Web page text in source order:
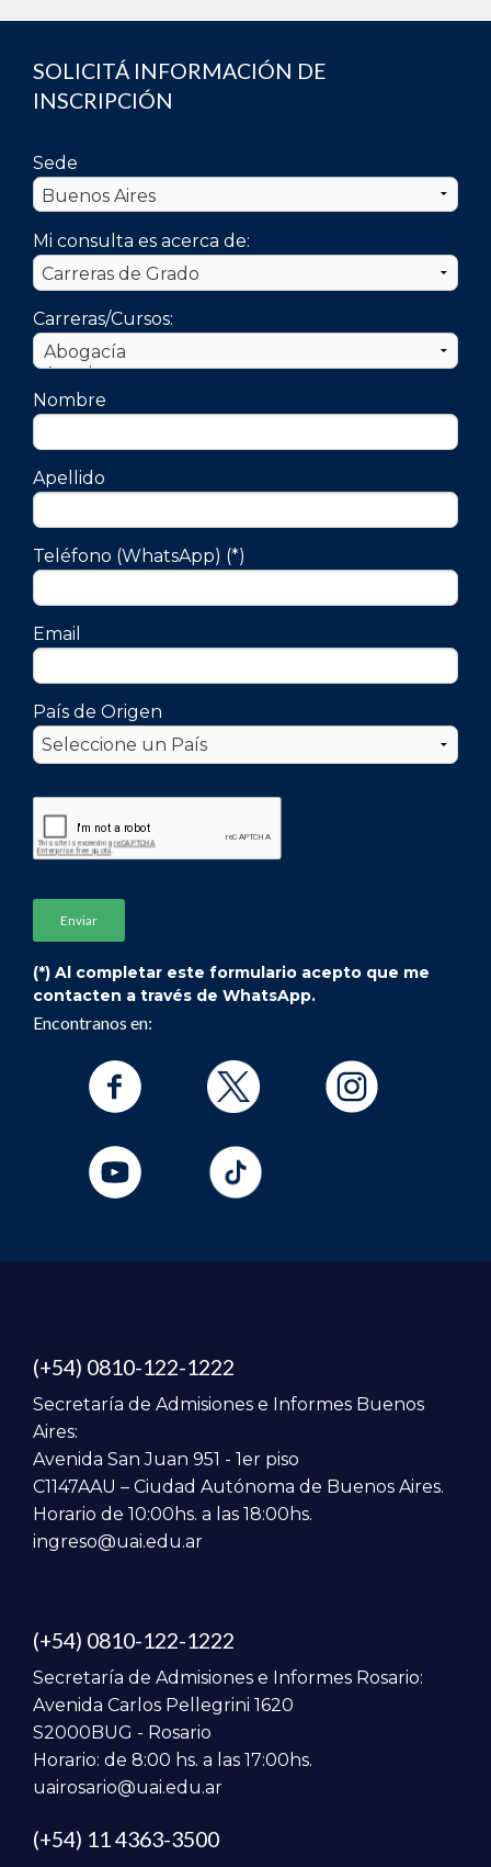
SOLICITÁ INFORMACIÓN DE
INSCRIPCIÓN
Sede
Mi consulta es acerca de:
Carreras/Cursos:
Nombre
Apellido
Teléfono (WhatsApp) (*)
Email
País de Origen
(*) Al completar este formulario acepto que me
contacten a través de WhatsApp.
Encontranos en:
(+54) 0810-122-1222
Secretaría de Admisiones e Informes Buenos
Aires:
Avenida San Juan 951 - 1er piso
C1147AAU – Ciudad Autónoma de Buenos Aires.
Horario de 10:00hs. a las 18:00hs.
ingreso@uai.edu.ar
(+54) 0810-122-1222
Secretaría de Admisiones e Informes Rosario:
Avenida Carlos Pellegrini 1620
S2000BUG - Rosario
Horario: de 8:00 hs. a las 17:00hs.
uairosario@uai.edu.ar
(+54) 11 4363-3500